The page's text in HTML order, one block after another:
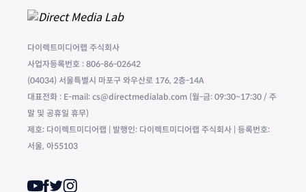
다이렉트미디어랩 주식회사
사업자등록번호 : 806-86-02642
(04034) 서울특별시 마포구 와우산로 176, 2층-14A
대표전화 : E-mail: cs@directmedialab.com (월-금: 09:30~17:30 / 주
말 및 공휴일 휴무)
제호: 다이렉트미디어랩 | 발행인: 다이렉트미디어랩 주식회사 | 등록번호:
서울, 아55103